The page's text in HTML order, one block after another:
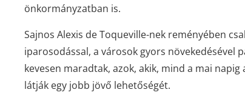
önkormányzatban is.
Sajnos Alexis de Toqueville-nek reményében
iparosodással, a városok gyors növekedésével
kevesen maradtak, azok, akik, mind a mai
látják egy jobb jövő lehetőségét.